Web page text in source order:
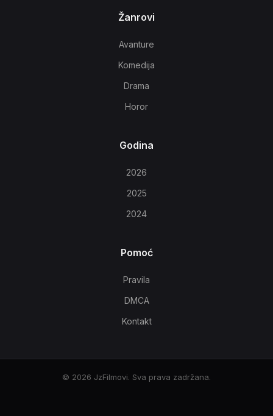
Žanrovi
Avanture
Komedija
Drama
Horor
Godina
2026
2025
2024
Pomoć
Pravila
DMCA
Kontakt
© 2026 JzFilmovi. Sva prava zadržana.